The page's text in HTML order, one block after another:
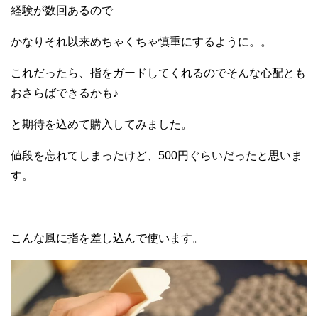
経験が数回あるので
かなりそれ以来めちゃくちゃ慎重にするように。。
これだったら、指をガードしてくれるのでそんな心配とも
おさらばできるかも♪
と期待を込めて購入してみました。
値段を忘れてしまったけど、500円ぐらいだったと思いま
す。
こんな風に指を差し込んで使います。